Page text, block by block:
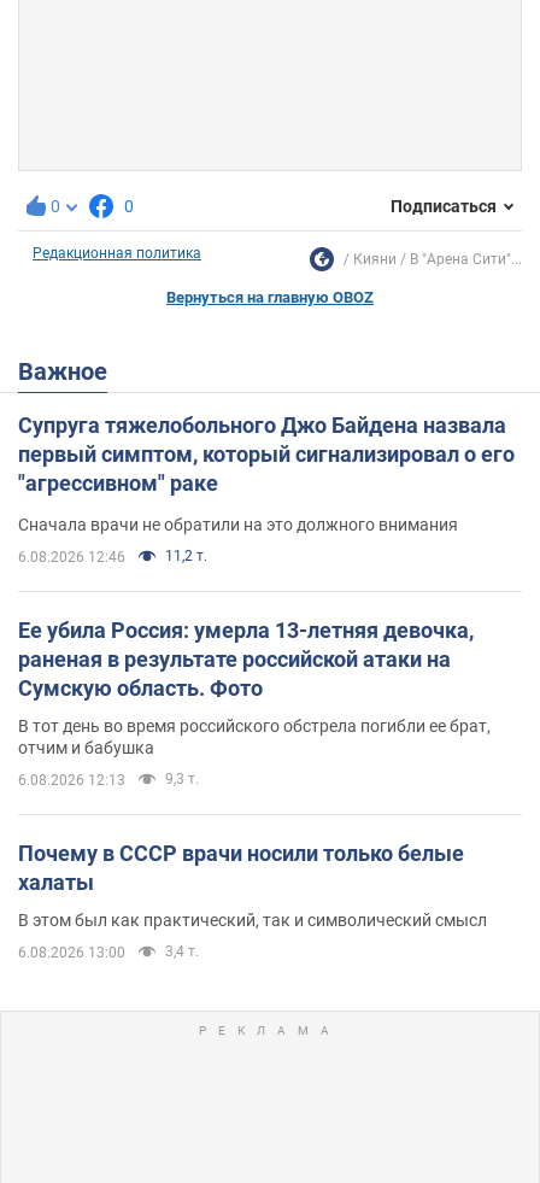
0 0 Подписаться
Редакционная политика Кияни В "Арена Сити"...
Вернуться на главную OBOZ
Важное
Супруга тяжелобольного Джо Байдена назвала
первый симптом, который сигнализировал о его
"агрессивном" раке
Сначала врачи не обратили на это должного внимания
6.08.2026 12:46 11,2 т.
Ее убила Россия: умерла 13-летняя девочка,
раненая в результате российской атаки на
Сумскую область. Фото
В тот день во время российского обстрела погибли ее брат,
отчим и бабушка
6.08.2026 12:13 9,3 т.
Почему в СССР врачи носили только белые
халаты
В этом был как практический, так и символический смысл
6.08.2026 13:00 3,4 т.